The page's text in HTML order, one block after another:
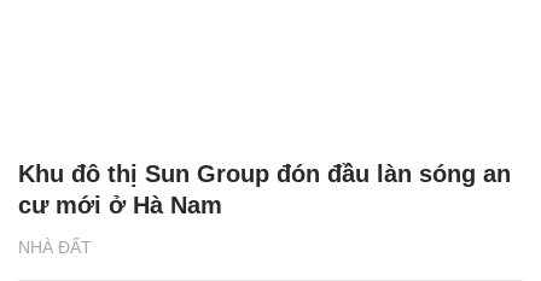
NHÀ ĐẤT
Khu đô thị Sun Group đón đầu làn sóng an
cư mới ở Hà Nam